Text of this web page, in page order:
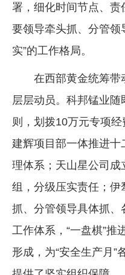
署，细化时间节点、责
要领导牵头抓、分管
实”的工作格局。
在西部黄金统筹带
层层动员。科邦锰业
则，划拨10万元专项
建辉项目部一体推进
理体系；天山星公司
组，分级压实责任；伊
抓、分管领导具体抓、
工作体系，“一盘棋”推
形成，为“安全生产月”